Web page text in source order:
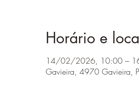
Horário e
14/02/2026, 10:00 –
Gavieira, 4970 Gavieira,